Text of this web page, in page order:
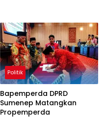
Politik
Bapemperda DPRD
Sumenep Matangkan
Propemperda